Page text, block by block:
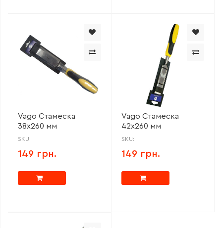
Vago Стамеска
38х260 мм
SKU:
149 грн.
Vago Стамеска
42х260 мм
SKU:
149 грн.